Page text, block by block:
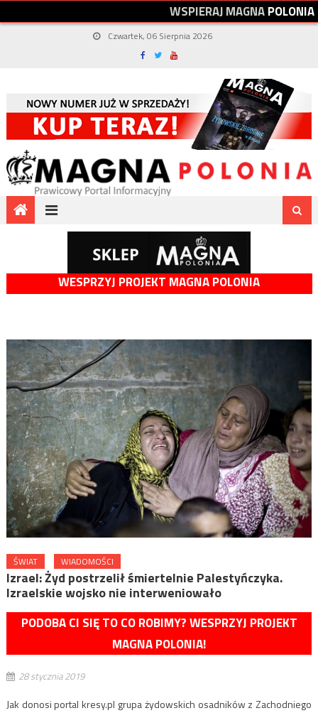
WSPIERAJMAGNAPOLONIA
Czwartek, 06 Sierpnia 2026
WESPRZYJ PROJEKT MAGNA POLONIA
ŚWIAT WIADOMOŚCI
Izrael: Żyd postrzelił śmiertelnie Palestyńczyka.
Izraelskie wojsko nie interweniowało
PODOBA CI SIĘ TO CO ROBIMY? WESPRZYJ PROJEKT
MAGNA POLONIA!
28 stycznia 2019
Jak donosi portal kresy.pl grupa żydowskich osadników z Zachodniego